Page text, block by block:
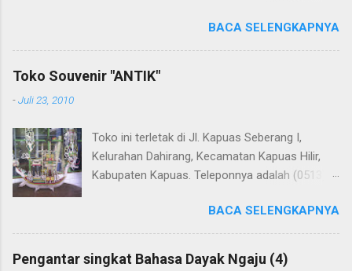
Translate . Koreksi bahasa dibantu oleh Dra. Hernawaty, M.Kes.
Untuk koreksi dari halaman ini dapat diberikan pada komentar.
Upaya penerjemahan Kamus Bahasa Dayak - Jerman sedang
Indonesia .
BACA SELENGKAPNYA
Toko Souvenir "ANTIK"
-Juli 23, 2010
Toko ini terletak di Jl. Kapuas Seberang I,
Kelurahan Dahirang, Kecamatan Kapuas Hilir,
Kabupaten Kapuas. Teleponnya adalah (0513)
Kapuas seperti perahu naga yang terbuat dari
getah nyatu (sebagaimana tampak dalam
gambar berikut ini): Perahu naga dari getah
BACA SELENGKAPNYA
Pengantar singkat Bahasa Dayak Ngaju (4)